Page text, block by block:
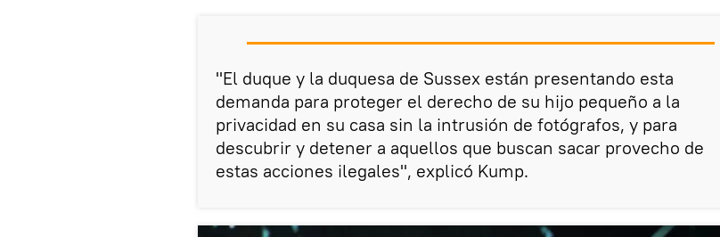
"El duque y la duquesa de Sussex están presentando esta
demanda para proteger el derecho de su hijo pequeño a la
privacidad en su casa sin la intrusión de fotógrafos, y para
descubrir y detener a aquellos que buscan sacar provecho de
estas acciones ilegales", explicó Kump.